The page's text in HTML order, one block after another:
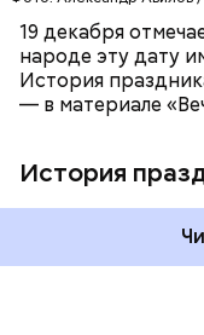
19 декабря
народе эту дату
История
— в материале
История
600 г
300 г моркови;
200 г шпината;
петрушки,
дольками, и все
соус заправить
лимонной кислоты
обжаренные